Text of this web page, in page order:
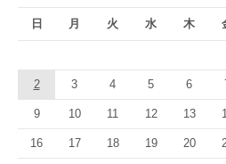
日 月 火 水 木
2 3 4 5 6
9 10 11 12 13
16 17 18 19 20